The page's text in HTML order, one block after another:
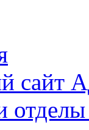
сайт